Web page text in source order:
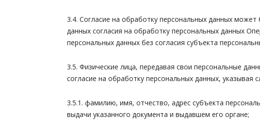
3.4. Согласие на обработку персональных данных
данных согласия на обработку персональных данных
персональных данных без согласия субъекта
3.5. Физические лица, передавая свои персональные
согласие на обработку персональных данных, указывая
3.5.1. фамилию, имя, отчество, адрес субъекта
выдачи указанного документа и выдавшем его органе;